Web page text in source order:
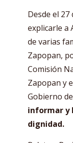
Desde el
explicarle a
de varias
Zapopan,
Comisión
Zapopan y
Gobierno
informar y
dignidad.